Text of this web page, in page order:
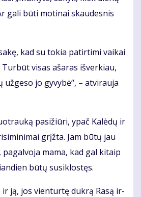
ga­li bū­ti mo­ti­nai skau­des­nis
kad su to­kia pa­tir­ti­mi vai­kai
vi­sas aša­ras iš­ver­kiau,
jo gy­vy­bė“, – at­vi­rau­ja
pa­si­žiū­ri, ypač Ka­lė­dų ir
grįž­ta. Jam bū­tų jau
ma­ma, kad gal ki­taip
bū­tų su­si­klos­tęs.
ir ją, jos vien­tur­tę duk­rą Ra­są ir­